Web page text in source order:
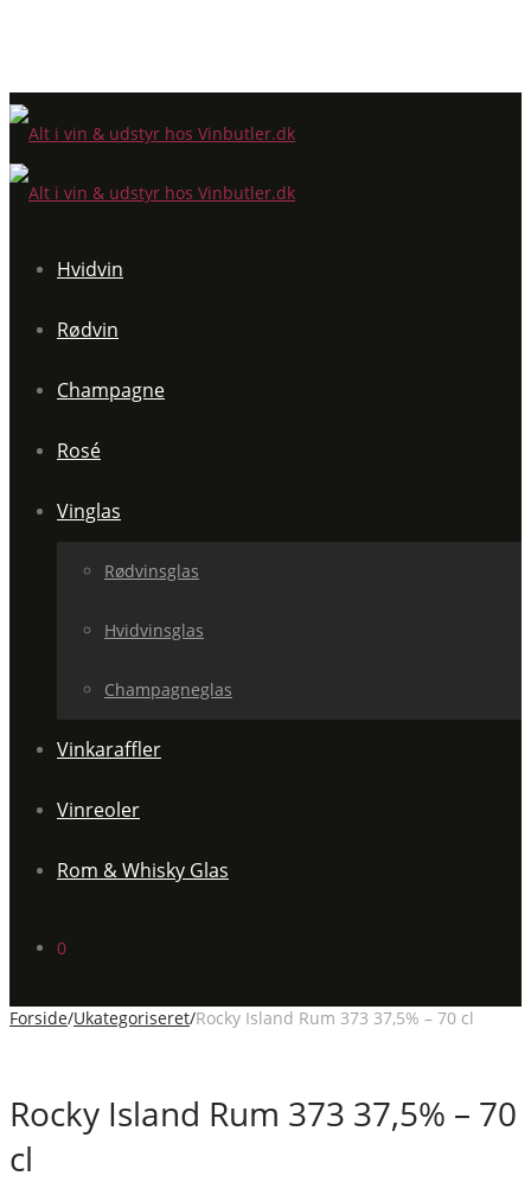
Hvidvin
Rødvin
Champagne
Rosé
Vinglas
Rødvinsglas
Hvidvinsglas
Champagneglas
Vinkaraffler
Vinreoler
Rom & Whisky Glas
0
Forside/Ukategoriseret/Rocky Island Rum 373 37,5% – 70 cl
Rocky Island Rum 373 37,5% – 70
cl